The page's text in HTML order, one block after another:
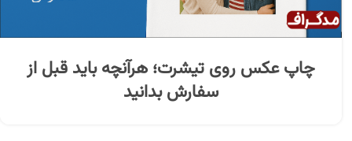
چاپ عکس روی تیشرت؛ هرآنچه باید قبل از
سفارش بدانید